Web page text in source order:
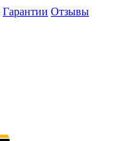
Гарантии Отзывы